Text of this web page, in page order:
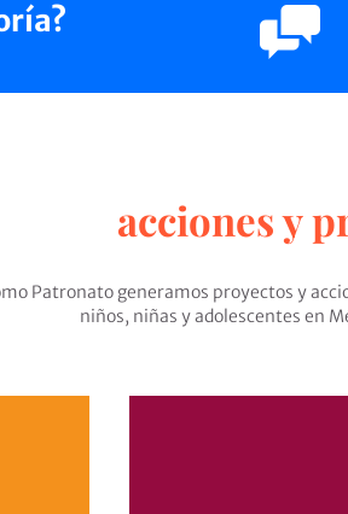
acciones y
Patronato generamos proyectos y
niños, niñas y adolescentes en